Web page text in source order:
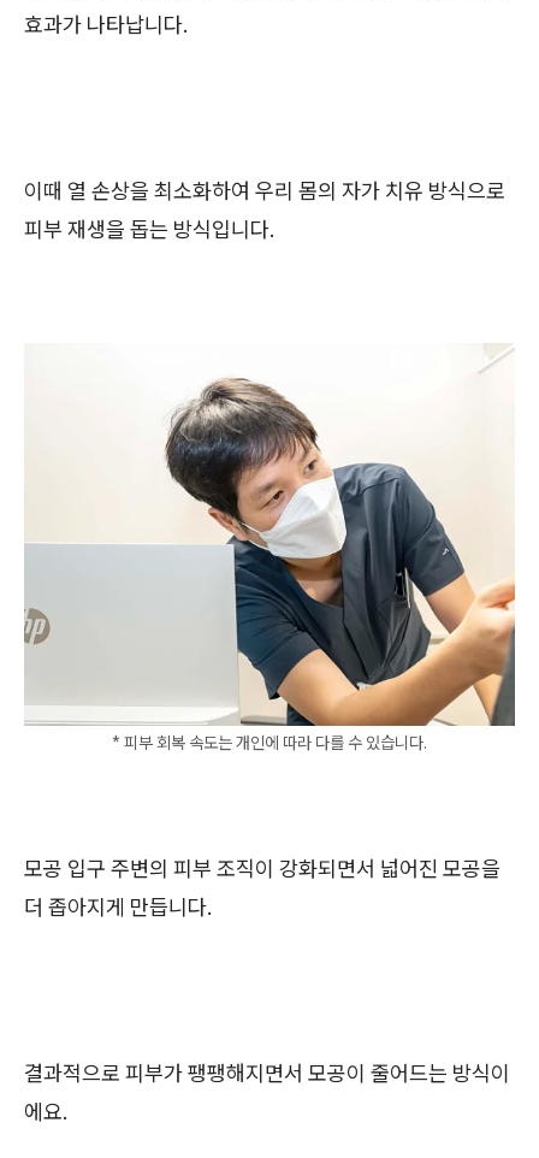
효과가 나타납니다.
이때 열 손상을 최소화하여 우리 몸의 자가 치유 방식으로
피부 재생을 돕는 방식입니다.
* 피부 회복 속도는 개인에 따라 다를 수 있습니다.
모공 입구 주변의 피부 조직이 강화되면서 넓어진 모공을
더 좁아지게 만듭니다.
결과적으로 피부가 팽팽해지면서 모공이 줄어드는 방식이
에요.